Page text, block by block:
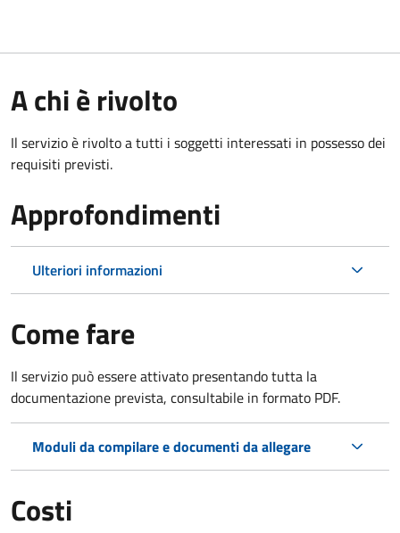
A chi è rivolto
Il servizio è rivolto a tutti i soggetti interessati in possesso dei
requisiti previsti.
Approfondimenti
Ulteriori informazioni
Come fare
Il servizio può essere attivato presentando tutta la
documentazione prevista, consultabile in formato PDF.
Moduli da compilare e documenti da allegare
Costi